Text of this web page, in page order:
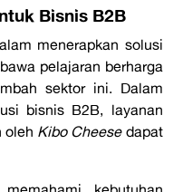
Bisnis B2B
menerapkan solusi
pelajaran berharga
sektor ini. Dalam
bisnis B2B, layanan
oleh Kibo Cheesedapat